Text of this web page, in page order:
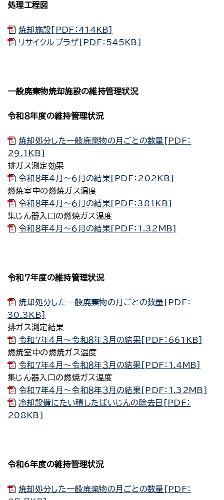
処理工程図
焼却施設[PDF：414KB]
リサイクルプラザ[PDF：545KB]
一般廃棄物焼却施設の維持管理状況
令和８年度の維持管理状況
焼却処分した一般廃棄物の月ごとの数量[PDF：
29.1KB]
排ガス測定効果
令和８年４月～６月の結果[PDF：202KB]
燃焼室中の燃焼ガス温度
令和８年４月～６月の結果[PDF：381KB]
集じん器入口の燃焼ガス温度
令和８年４月～６月の結果[PDF：1.32MB]
令和7年度の維持管理状況
焼却処分した一般廃棄物の月ごとの数量[PDF：
30.3KB]
排ガス測定結果
令和７年４月～令和８年３月の結果[PDF：661KB]
燃焼室中の燃焼ガス温度
令和７年４月～令和８年３月の結果[PDF：1.4MB]
集じん器入口の燃焼ガス温度
令和７年４月～令和８年３月の結果[PDF：1.32MB]
冷却設備にたい積したばいじんの除去日[PDF：
208KB]
令和6年度の維持管理状況
焼却処分した一般廃棄物の月ごとの数量[PDF：